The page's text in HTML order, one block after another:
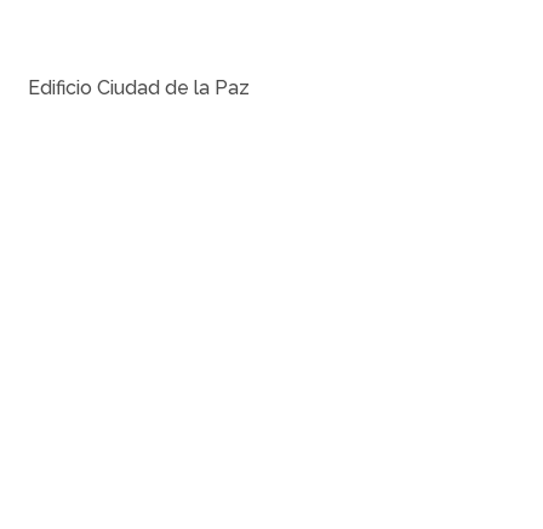
Edificio Ciudad de la Paz